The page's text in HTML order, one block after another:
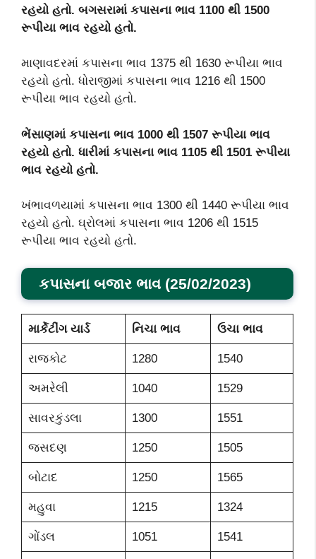
રહયો હતો. બગસરામાં કપાસના ભાવ 1100 થી 1500
રૂપીયા ભાવ રહયો હતો.
માણાવદરમાં કપાસના ભાવ 1375 થી 1630 રૂપીયા ભાવ
રહયો હતો. ધોરાજીમાં કપાસના ભાવ 1216 થી 1500
રૂપીયા ભાવ રહયો હતો.
ભેંસાણમાં કપાસના ભાવ 1000 થી 1507 રૂપીયા ભાવ
રહયો હતો. ધારીમાં કપાસના ભાવ 1105 થી 1501 રૂપીયા
ભાવ રહયો હતો.
ખંભાવળયામાં કપાસના ભાવ 1300 થી 1440 રૂપીયા ભાવ
રહયો હતો. ઘ્રોલમાં કપાસના ભાવ 1206 થી 1515
રૂપીયા ભાવ રહયો હતો.
કપાસના બજાર ભાવ (25/02/2023)
માર્કેટીંગ યાર્ડ નિચા ભાવ ઉચા ભાવ
રાજકોટ 1280 1540
અમરેલી 1040 1529
સાવરકુંડલા 1300 1551
જસદણ 1250 1505
બોટાદ 1250 1565
મહુવા 1215 1324
ગોંડલ 1051 1541